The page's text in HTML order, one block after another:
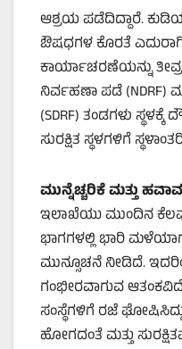
ಆಶ್ರಯ ಪಡೆದಿದ್ದಾರೆ.
ಔಷಧಗಳ ಕೊರತೆ
ಕಾರ್ಯಾಚರಣೆಯನ್ನು
ನಿರ್ವಹಣಾ ಪಡೆ (NDRF)
(SDRF) ತಂಡಗಳು
ಸುರಕ್ಷಿತ ಸ್ಥಳಗಳಿಗೆ
ಮುನ್ನೆಚ್ಚರಿಕೆ ಮತ್ತು
ಇಲಾಖೆಯು ಮುಂದಿನ
ಭಾಗಗಳಲ್ಲಿ ಭಾರಿ
ಮುನ್ಸೂಚನೆ ನೀಡಿದೆ.
ಗಂಭೀರವಾಗುವ
ಸಂಸ್ಥೆಗಳಿಗೆ ರಜೆ
ಹೋಗದಂತೆ ಮತ್ತು